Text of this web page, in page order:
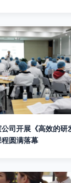
司开展《高效的研
圆满落幕